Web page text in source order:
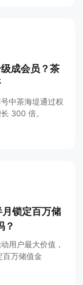
成会员？茶
中茶海堤通过权
300 倍。
锁定百万储
？
用户最大价值，
万储值金